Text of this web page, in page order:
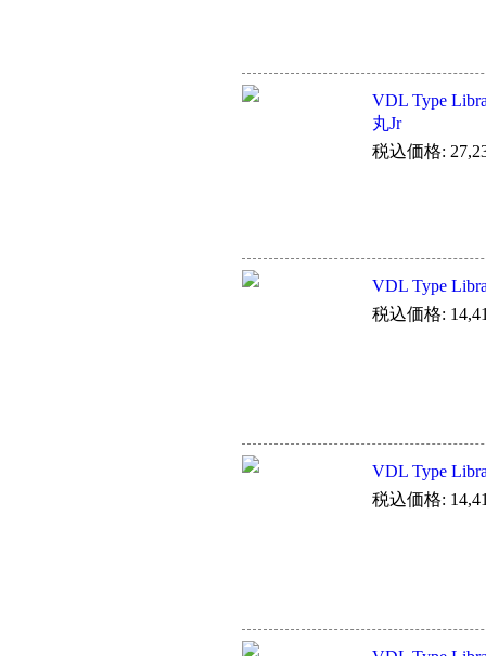
VDL Type
丸Jr
税込価格:
VDL Type
税込価格:
VDL Type
税込価格: